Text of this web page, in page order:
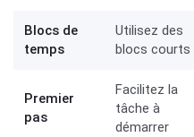
Blocs de
temps
Utilisez des
blocs courts
Premier
pas
Facilitez la
tâche à
démarrer